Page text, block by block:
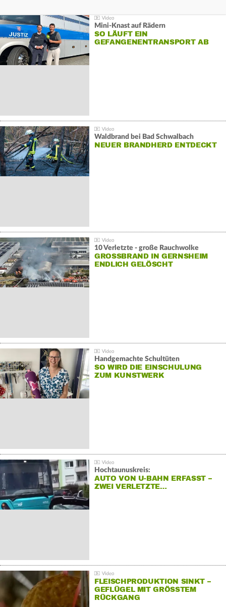
Mini-Knast auf Rädern
SO LÄUFT EIN
GEFANGENENTRANSPORT AB
Waldbrand bei Bad Schwalbach
NEUER BRANDHERD ENTDECKT
10 Verletzte - große Rauchwolke
GROSSBRAND IN GERNSHEIM E
NDLICH GELÖSCHT
Handgemachte Schultüten
SO WIRD DIE EINSCHULUNG
ZUM KUNSTWERK
Hochtaunuskreis:
AUTO VON U-BAHN ERFASST –
ZWEI VERLETZTE…
FLEISCHPRODUKTION SINKT –
GEFLÜGEL MIT GRÖSSTEM R
ÜCKGANG